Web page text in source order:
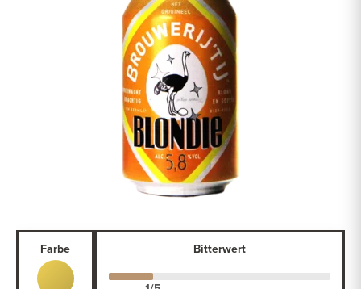
Farbe Bitterwert